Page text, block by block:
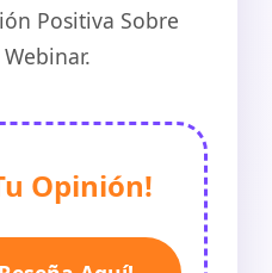
Positiva Sobre
Opinión!